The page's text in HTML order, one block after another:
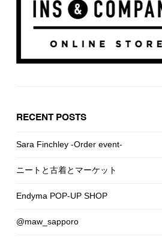
RECENT POSTS
Sara Finchley -Order event-
ニートと古着とマーケット
Endyma POP-UP SHOP
@maw_sapporo